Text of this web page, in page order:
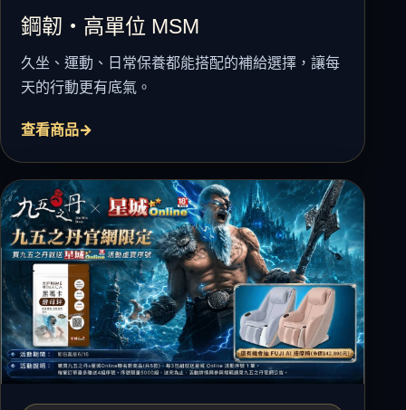
鋼韌・高單位 MSM
久坐、運動、日常保養都能搭配的補給選擇，讓每
天的行動更有底氣。
查看商品